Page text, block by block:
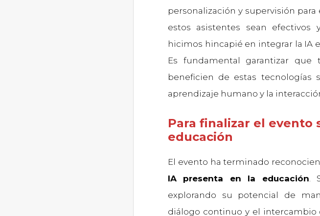
personalización y supervisión
estos asistentes sean efectivos
hicimos hincapié en integrar la IA
Es fundamental garantizar que
beneficien de estas tecnologías
aprendizaje humano y la
Para finalizar el evento
educación
El evento ha terminado
IA presenta en la educación.
explorando su potencial de
diálogo continuo y el